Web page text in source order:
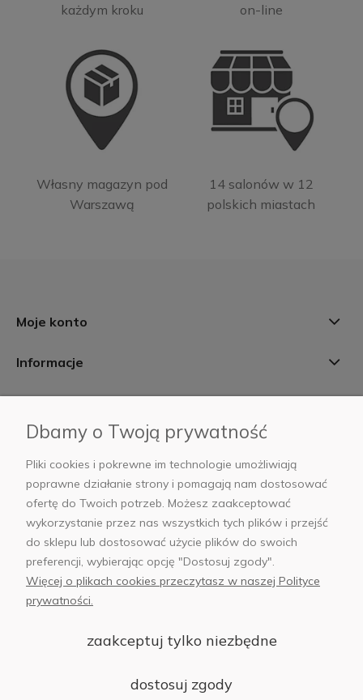
każdym kroku
on-line
Własny magazyn pod
Warszawą
14 salonów w 12
polskich miastach
Moje konto
Informacje
AB Foto
sklep@abfoto.pl
+48 797 971 275
© 2025 Wszelkie prawa zastrzeżone. Serwis własnością:
Sp. z o.o.
Dbamy o Twoją prywatność
Pliki cookies i pokrewne im technologie umożliwiają
poprawne działanie strony i pomagają nam dostosować
ofertę do Twoich potrzeb. Możesz zaakceptować
wykorzystanie przez nas wszystkich tych plików i przejść
do sklepu lub dostosować użycie plików do swoich
preferencji, wybierając opcję "Dostosuj zgody".
Więcej o plikach cookies przeczytasz w naszej Polityce
prywatności.
zaakceptuj tylko niezbędne
dostosuj zgody